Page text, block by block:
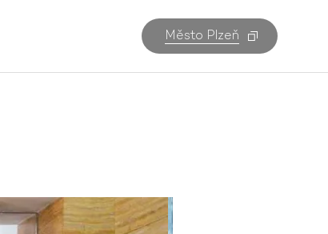
Město Plzeň